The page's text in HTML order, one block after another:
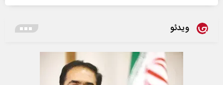
ویدئو